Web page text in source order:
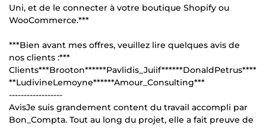
Uni, et de le connecter à votre boutique Shopify ou
WooCommerce.***
***Bien avant mes offres, veuillez lire quelques avis de
nos clients :***
Clients***Brooton******Pavlidis_Juiif******DonaldPetrus****
**LudivineLemoyne******Amour_Consulting***
------------------
AvisJe suis grandement content du travail accompli par
Bon_Compta. Tout au long du projet, elle a fait preuve de